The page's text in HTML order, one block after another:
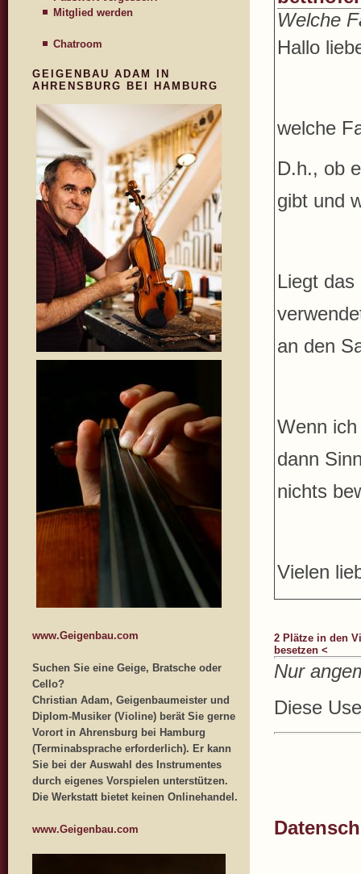
Welche
Hallo
welche
D.h., ob
gibt und
Liegt
an den
Wenn
dann
nichts
Vielen
2 Plätze in den
besetzen <
Nur
Diese
Mitglied werden
Chatroom
GEIGENBAU ADAM IN
AHRENSBURG BEI HAMBURG
www.Geigenbau.com
Suchen Sie eine Geige, Bratsche oder
Cello?
Christian Adam, Geigenbaumeister und
Diplom-Musiker (Violine) berät Sie gerne
Vorort in Ahrensburg bei Hamburg
(Terminabsprache erforderlich). Er kann
Sie bei der Auswahl des Instrumentes
durch eigenes Vorspielen unterstützen.
Die Werkstatt bietet keinen Onlinehandel.
www.Geigenbau.com